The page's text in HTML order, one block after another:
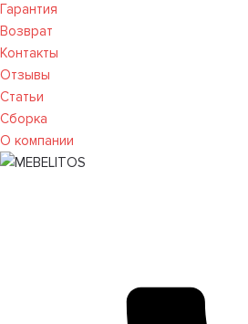
Гарантия
Возврат
Контакты
Отзывы
Статьи
Сборка
О компании